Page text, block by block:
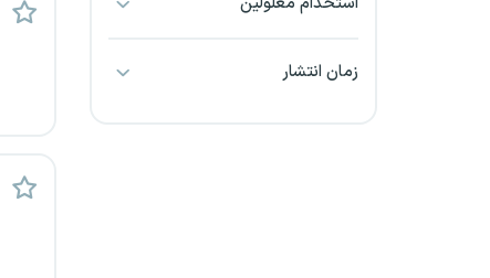
خراسان جنوبیزمان انتشار